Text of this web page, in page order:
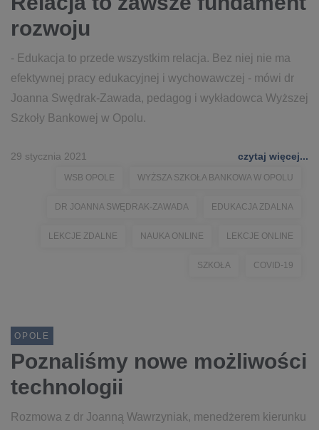
rozwoju
- Edukacja to przede wszystkim relacja. Bez niej nie ma
efektywnej pracy edukacyjnej i wychowawczej - mówi dr
Joanna Swędrak-Zawada, pedagog i wykładowca Wyższej
Szkoły Bankowej w Opolu.
29 stycznia 2021 czytaj więcej...
WSB OPOLE WYŻSZA SZKOŁA BANKOWA W OPOLU
DR JOANNA SWĘDRAK-ZAWADA EDUKACJA ZDALNA
LEKCJE ZDALNE NAUKA ONLINE LEKCJE ONLINE
SZKOŁA COVID-19
OPOLE
Poznaliśmy nowe możliwości
technologii
Rozmowa z dr Joanną Wawrzyniak, menedżerem kierunku